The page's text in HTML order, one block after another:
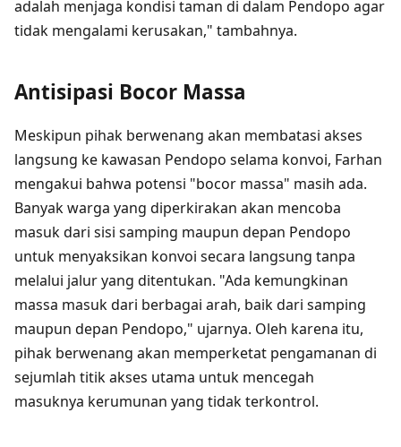
adalah menjaga kondisi taman di dalam Pendopo agar
tidak mengalami kerusakan," tambahnya.
Antisipasi Bocor Massa
Meskipun pihak berwenang akan membatasi akses
langsung ke kawasan Pendopo selama konvoi, Farhan
mengakui bahwa potensi "bocor massa" masih ada.
Banyak warga yang diperkirakan akan mencoba
masuk dari sisi samping maupun depan Pendopo
untuk menyaksikan konvoi secara langsung tanpa
melalui jalur yang ditentukan. "Ada kemungkinan
massa masuk dari berbagai arah, baik dari samping
maupun depan Pendopo," ujarnya. Oleh karena itu,
pihak berwenang akan memperketat pengamanan di
sejumlah titik akses utama untuk mencegah
masuknya kerumunan yang tidak terkontrol.